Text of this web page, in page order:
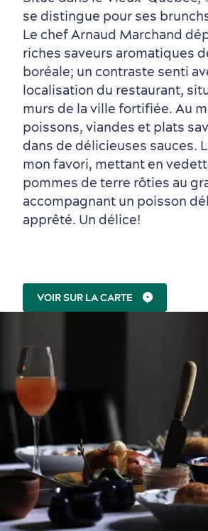
Histoire vivante
au petit-déjeuner
se distingue pour ses
Le chef Arnaud Marchand
riches saveurs aromatiques
boréale; un contraste senti
localisation du restaurant,
murs de la ville fortifiée. Au
poissons, viandes et plats
dans de délicieuses sauces.
mon favori, mettant en
pommes de terre rôties au
accompagnant un poisson
apprêté. Un délice!
VOIR SUR LA CARTE